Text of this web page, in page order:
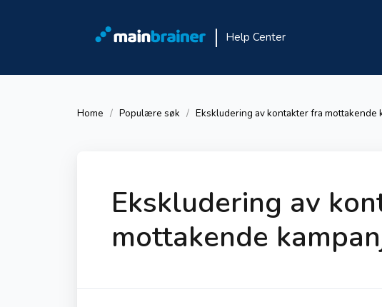
Help Center
Home Populære søk Ekskludering av kontakter fra mottakende
Ekskludering av
mottakende